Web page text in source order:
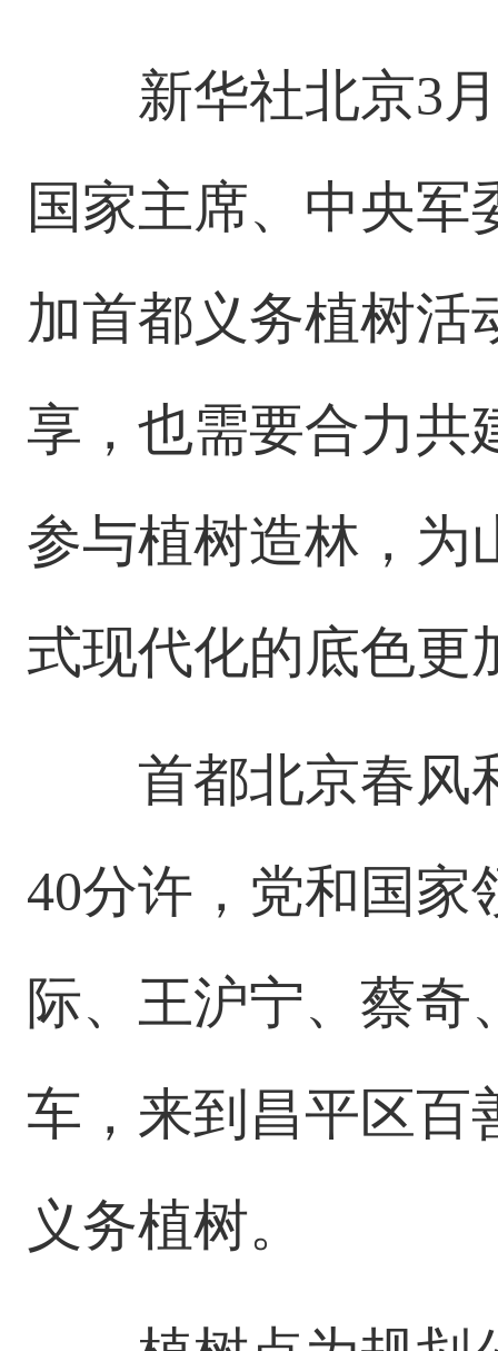
新华社北京3
国家主席、中央军
加首都义务植树活
享，也需要合力共
参与植树造林，为
式现代化的底色更
首都北京春风
40分许，党和国
际、王沪宁、蔡奇
车，来到昌平区百
义务植树。